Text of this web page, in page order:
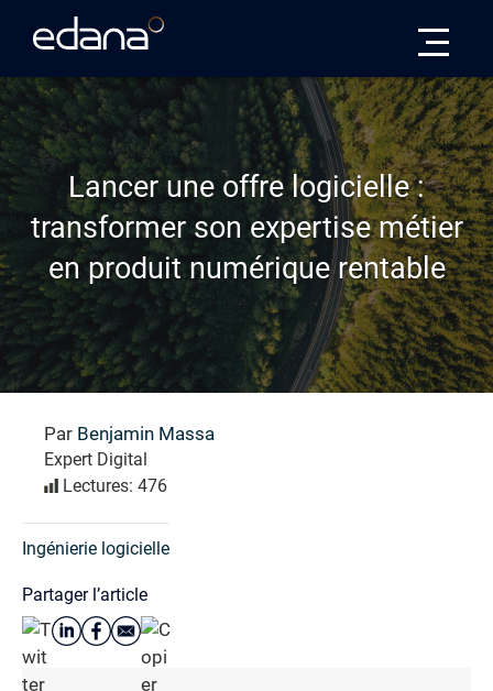
Lancer une offre logicielle :
transformer son expertise métier
en produit numérique rentable
Par Benjamin Massa
Expert Digital
Lectures: 476
Ingénierie logicielle
Partager l’article